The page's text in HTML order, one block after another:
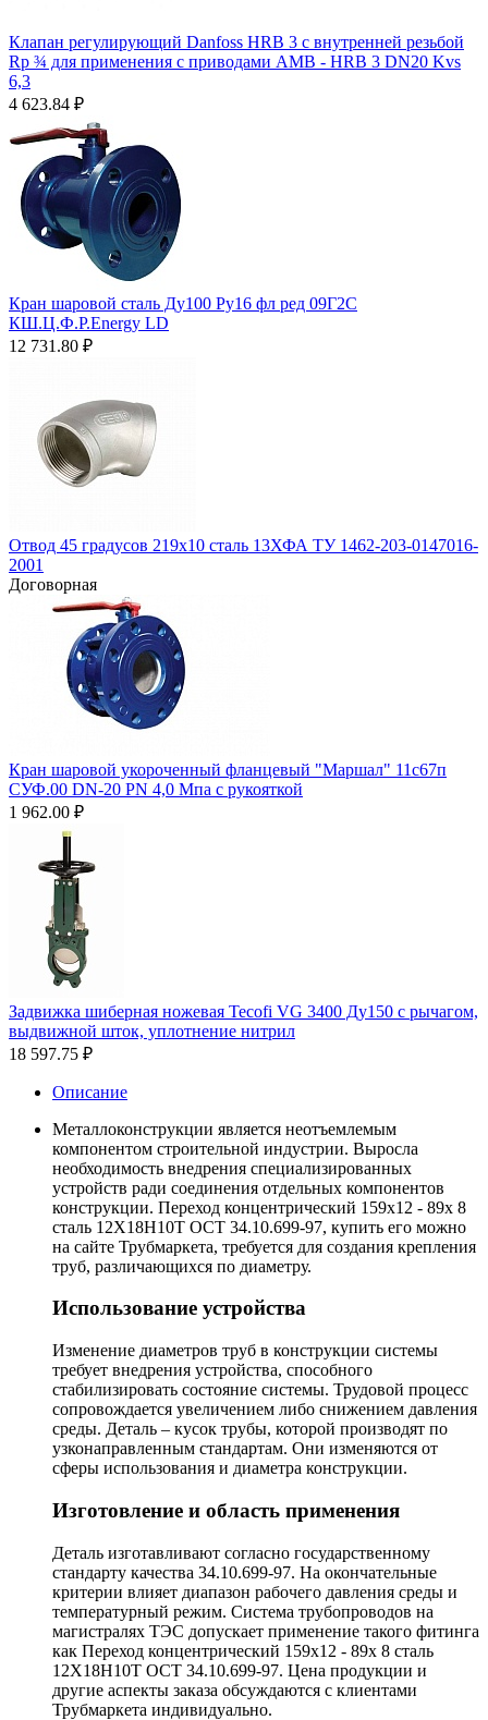
Клапан регулирующий Danfoss HRB 3 с внутренней резьбой
Rp ¾ для применения с приводами AMВ - HRB 3 DN20 Kvs
6,3
4 623.84 ₽
Кран шаровой сталь Ду100 Ру16 фл ред 09Г2С
КШ.Ц.Ф.Р.Energy LD
12 731.80 ₽
Отвод 45 градусов 219х10 сталь 13ХФА ТУ 1462-203-0147016-
2001
Договорная
Кран шаровой укороченный фланцевый "Маршал" 11с67п
СУФ.00 DN-20 PN 4,0 Мпа с рукояткой
1 962.00 ₽
Задвижка шиберная ножевая Tecofi VG 3400 Ду150 с рычагом,
выдвижной шток, уплотнение нитрил
18 597.75 ₽
Описание
Металлоконструкции является неотъемлемым
компонентом строительной индустрии. Выросла
необходимость внедрения специализированных
устройств ради соединения отдельных компонентов
конструкции. Переход концентрический 159х12 - 89х 8
сталь 12Х18Н10Т ОСТ 34.10.699-97, купить его можно
на сайте Трубмаркета, требуется для создания крепления
труб, различающихся по диаметру.
Использование устройства
Изменение диаметров труб в конструкции системы
требует внедрения устройства, способного
стабилизировать состояние системы. Трудовой процесс
сопровождается увеличением либо снижением давления
среды. Деталь – кусок трубы, которой производят по
узконаправленным стандартам. Они изменяются от
сферы использования и диаметра конструкции.
Изготовление и область применения
Деталь изготавливают согласно государственному
стандарту качества 34.10.699-97. На окончательные
критерии влияет диапазон рабочего давления среды и
температурный режим. Система трубопроводов на
магистралях ТЭС допускает применение такого фитинга
как Переход концентрический 159х12 - 89х 8 сталь
12Х18Н10Т ОСТ 34.10.699-97. Цена продукции и
другие аспекты заказа обсуждаются с клиентами
Трубмаркета индивидуально.